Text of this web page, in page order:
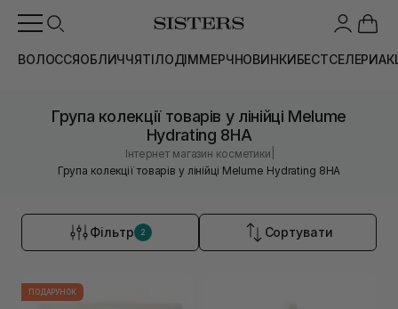
ВОЛОССЯОБЛИЧЧЯТІЛОДІММЕРЧНОВИНКИБЕСТСЕЛЕРИ
Група колекції товарів у лінійці Melume
Hydrating 8HA
Інтернет магазин косметики
Група колекції товарів у лінійці Melume Hydrating 8HA
Фільтр 2 Сортувати
ПОДАРУНОК